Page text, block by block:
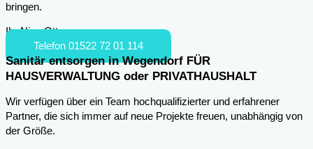
bringen.
Ihr Nico Otto
Telefon 01522 72 01 114
Sanitär entsorgen in Wegendorf FÜR
HAUSVERWALTUNG oder PRIVATHAUSHALT
Wir verfügen über ein Team hochqualifizierter und erfahrener
Partner, die sich immer auf neue Projekte freuen, unabhängig von
der Größe.